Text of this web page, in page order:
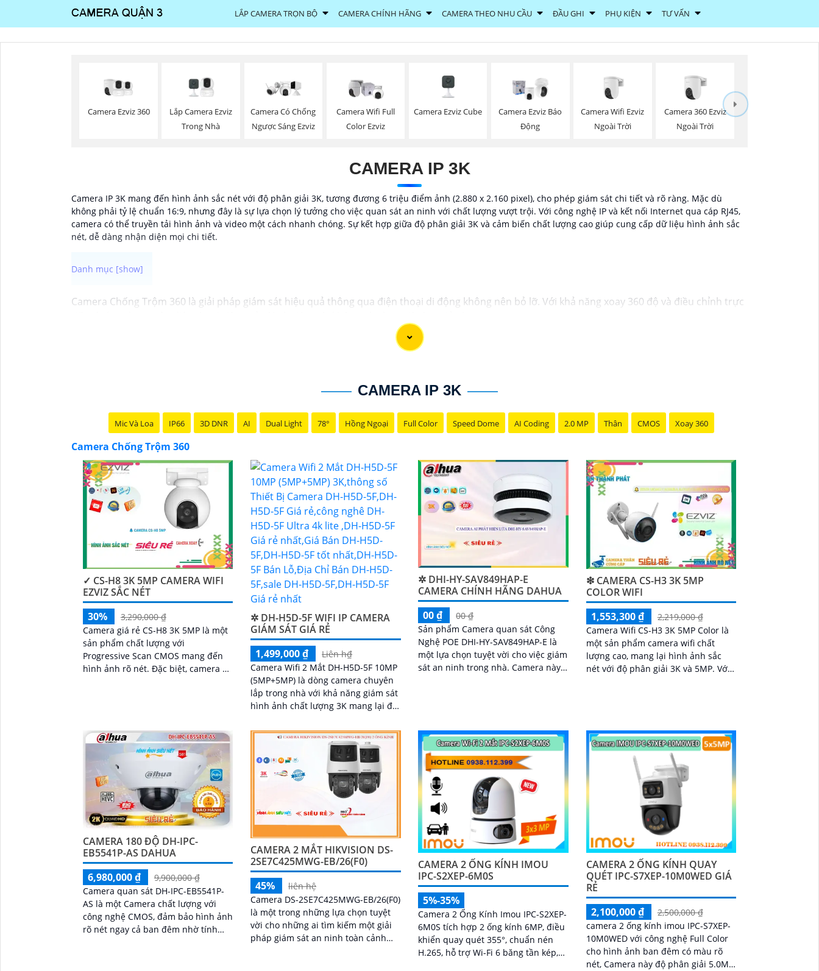
LẮP CAMERA TRỌN BỘ CAMERA CHÍNH HÃNG CAMERA THEO NHU CẦU ĐẦU GHI PHỤ KIỆN TƯ VẤN
Camera Ezviz 360
Lắp Camera Ezviz
Trong Nhà
Camera Có Chống
Ngược Sáng Ezviz
Camera Wifi Full
Color Ezviz
Camera Ezviz Cube
Camera Ezviz Báo
Động
Camera Wifi Ezviz
Ngoài Trời
Camera 360 Ezviz
Ngoài Trời
CAMERA IP 3K
Camera IP 3K mang đến hình ảnh sắc nét với độ phân giải 3K, tương đương 6 triệu điểm ảnh (2.880 x 2.160 pixel), cho phép giám sát chi tiết và rõ ràng. Mặc dù
không phải tỷ lệ chuẩn 16:9, nhưng đây là sự lựa chọn lý tưởng cho việc quan sát an ninh với chất lượng vượt trội. Với công nghệ IP và kết nối Internet qua cáp RJ45,
camera có thể truyền tải hình ảnh và video một cách nhanh chóng. Sự kết hợp giữa độ phân giải 3K và cảm biến chất lượng cao giúp cung cấp dữ liệu hình ảnh sắc
nét, dễ dàng nhận diện mọi chi tiết.
Camera Chống Trộm 360 là giải pháp giám sát hiệu quả thông qua điện thoại di động không nên bỏ lỡ. Với khả năng xoay 360 độ và điều chỉnh trực
Ứng dụng camera wifi 360 chống trộm không chỉ dành cho gia đình mà còn phù hợp cho văn phòng, cửa hàng với chi phí tiết kiệm, đẳng cấp an
CAMERA IP 3K
Mic Và Loa IP66 3D DNR AI Dual Light 78° Hồng Ngoại Full Color Speed Dome AI Coding 2.0 MP Thân CMOS Xoay 360
Camera Chống Trộm 360
✓ CS-H8 3K 5MP CAMERA WIFI
EZVIZ SẮC NÉT
30%
3,290,000 ₫
Camera giá rẻ CS-H8 3K 5MP là một
sản phẩm chất lượng với
Progressive Scan CMOS mang đến
hình ảnh rõ nét. Đặc biệt, camera có
✲ DH-H5D-5F WIFI IP CAMERA
GIÁM SÁT GIÁ RẺ
1,499,000 ₫
Liên h₫
Camera Wifi 2 Mắt DH-H5D-5F 10MP
(5MP+5MP) là dòng camera chuyên
lắp trong nhà với khả năng giám sát
hình ảnh chất lượng 3K mang lại độ
màu sắc chân thực. Camera wifi DH-
H5D-5F còn giúp đảm bảo an ninh
hiệu quả với tính năng phát hiện
người và thú cưng với độ chính xác
✲ DHI-HY-SAV849HAP-E
CAMERA CHÍNH HÃNG DAHUA
00 ₫
00 ₫
Sản phẩm Camera quan sát Công
Nghệ POE DHI-HY-SAV849HAP-E là
một lựa chọn tuyệt vời cho việc giám
sát an ninh trong nhà. Camera này
❇ CAMERA CS-H3 3K 5MP
COLOR WIFI
1,553,300 ₫
2,219,000 ₫
Camera Wifi CS-H3 3K 5MP Color là
một sản phẩm camera wifi chất
lượng cao, mang lại hình ảnh sắc
nét với độ phân giải 3K và 5MP. Với
CAMERA 180 ĐỘ DH-IPC-
EB5541P-AS DAHUA
6,980,000 ₫
9,900,000 ₫
Camera quan sát DH-IPC-EB5541P-
AS là một Camera chất lượng với
công nghệ CMOS, đảm bảo hình ảnh
rõ nét ngay cả ban đêm nhờ tính
CAMERA 2 MẮT HIKVISION DS-
2SE7C425MWG-EB/26(F0)
45%
liên hệ
Camera DS-2SE7C425MWG-EB/26(F0)
là một trong những lựa chọn tuyệt
vời cho những ai tìm kiếm một giải
pháp giám sát an ninh toàn cảnh
CAMERA 2 ỐNG KÍNH IMOU
IPC-S2XEP-6M0S
5%-35%
Camera 2 Ống Kính Imou IPC-S2XEP-
6M0S tích hợp 2 ống kính 6MP, điều
khiển quay quét 355°, chuẩn nén
H.265, hỗ trợ Wi-Fi 6 băng tần kép,
CAMERA 2 ỐNG KÍNH QUAY
QUÉT IPC-S7XEP-10M0WED GIÁ
RẺ
2,100,000 ₫
2,500,000 ₫
camera 2 ống kính imou IPC-S7XEP-
10M0WED với công nghệ Full Color
cho hình ảnh ban đêm có màu rõ
nét, Camera này độ phân giải 5.0MP